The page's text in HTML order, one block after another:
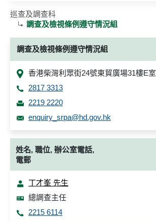
巡查及調查科
調查及檢視條例遵守情況組
調查及檢視條例遵守情況組
香港柴灣利眾街24號東貿廣場31樓E室
2817 3313
2219 2220
enquiry_srpa@hd.gov.hk
姓名, 職位, 辦公室電話,
電郵
丁才峯 先生
總調查主任
2215 6114